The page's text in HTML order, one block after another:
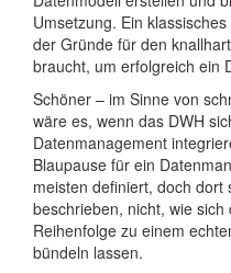
Umsetzung. Ein
der Gründe für den
braucht, um erfolgreich ein
Schöner – im Sinne von
wäre es, wenn das DWH
Datenmanagement
Blaupause für ein
meisten definiert, doch dort
beschrieben, nicht, wie
Reihenfolge zu einem
bündeln lassen.